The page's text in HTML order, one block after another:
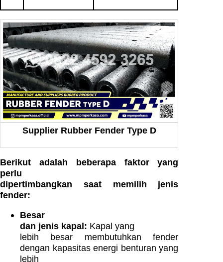
Supplier Rubber Fender Type D
Berikut adalah beberapa faktor yang
perlu
dipertimbangkan saat memilih jenis
fender:
Besar
dan jenis kapal: Kapal yang
lebih besar membutuhkan fender
dengan kapasitas energi benturan yang
lebih